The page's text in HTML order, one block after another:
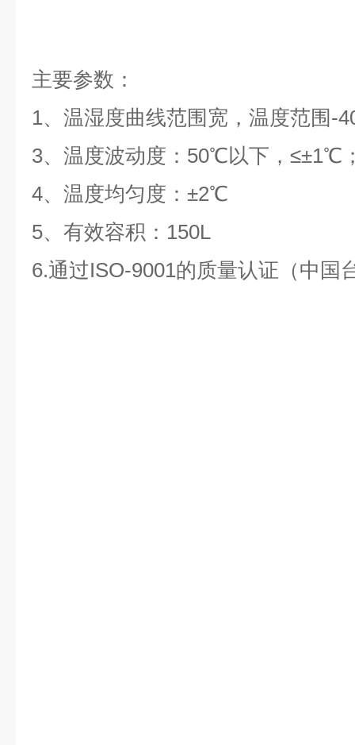
主要参数：
1、温湿度曲线范围宽，温度范围
3、 温度波动度：50℃以下，≤±1℃
4、 温度均匀度：±2℃
5、 有效容积：150L
6.通过ISO-9001的质量认证（中国